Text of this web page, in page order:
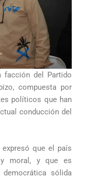
facción del Partido
compuesta por
políticos que han
conducción del
que el país
y moral, y que es
democrática sólida